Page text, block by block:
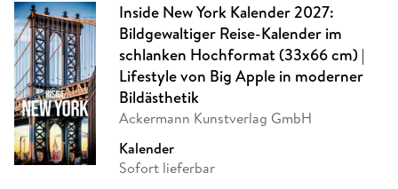
Inside New York Kalender 2027:
Bildgewaltiger Reise-Kalender im
schlanken Hochformat (33x66 cm) |
Lifestyle von Big Apple in moderner
Bildästhetik
Ackermann Kunstverlag GmbH
Kalender
Sofort lieferbar